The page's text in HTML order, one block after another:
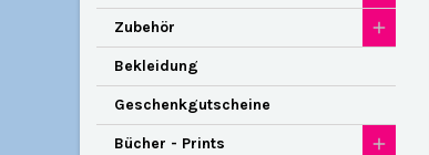
Zubehör
Bekleidung
Geschenkgutscheine
Bücher - Prints